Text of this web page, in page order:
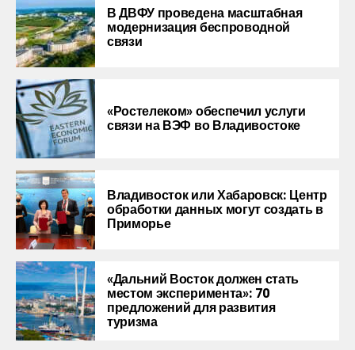
В ДВФУ проведена масштабная
модернизация беспроводной
связи
«Ростелеком» обеспечил услуги
связи на ВЭФ во Владивостоке
Владивосток или Хабаровск: Центр
обработки данных могут создать в
Приморье
«Дальний Восток должен стать
местом эксперимента»: 70
предложений для развития
туризма